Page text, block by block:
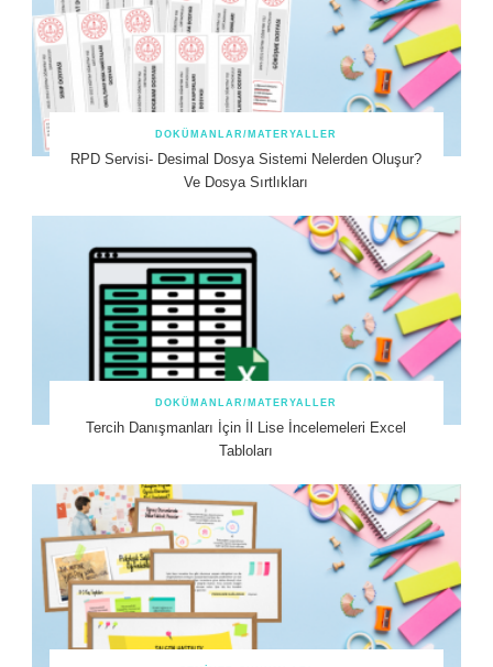
DOKÜMANLAR/MATERYALLER
RPD Servisi- Desimal Dosya Sistemi Nelerden Oluşur?
Ve Dosya Sırtlıkları
DOKÜMANLAR/MATERYALLER
Tercih Danışmanları İçin İl Lise İncelemeleri Excel
Tabloları